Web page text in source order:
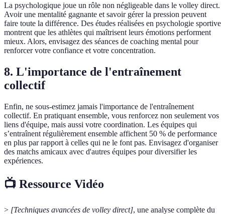
La psychologique joue un rôle non négligeable dans le volley direct.
Avoir une mentalité gagnante et savoir gérer la pression peuvent
faire toute la différence. Des études réalisées en psychologie sportive
montrent que les athlètes qui maîtrisent leurs émotions performent
mieux. Alors, envisagez des séances de coaching mental pour
renforcer votre confiance et votre concentration.
8. L'importance de l'entraînement
collectif
Enfin, ne sous-estimez jamais l'importance de l'entraînement
collectif. En pratiquant ensemble, vous renforcez non seulement vos
liens d'équipe, mais aussi votre coordination. Les équipes qui
s’entraînent régulièrement ensemble affichent 50 % de performance
en plus par rapport à celles qui ne le font pas. Envisagez d'organiser
des matchs amicaux avec d'autres équipes pour diversifier les
expériences.
📺 Ressource Vidéo
> [Techniques avancées de volley direct], une analyse complète du